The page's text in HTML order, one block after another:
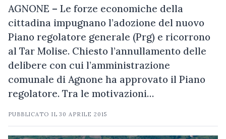
AGNONE – Le forze economiche della
cittadina impugnano l’adozione del nuovo
Piano regolatore generale (Prg) e ricorrono
al Tar Molise. Chiesto l’annullamento delle
delibere con cui l’amministrazione
comunale di Agnone ha approvato il Piano
regolatore. Tra le motivazioni…
PUBBLICATO IL30 APRILE 2015